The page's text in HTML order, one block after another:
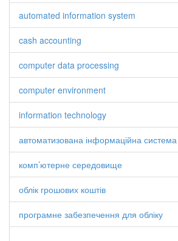
automated information system
cash accounting
computer data processing
computer environment
information technology
автоматизована інформаційна система
комп’ютерне середовище
облік грошових коштів
програмне забезпечення для обліку